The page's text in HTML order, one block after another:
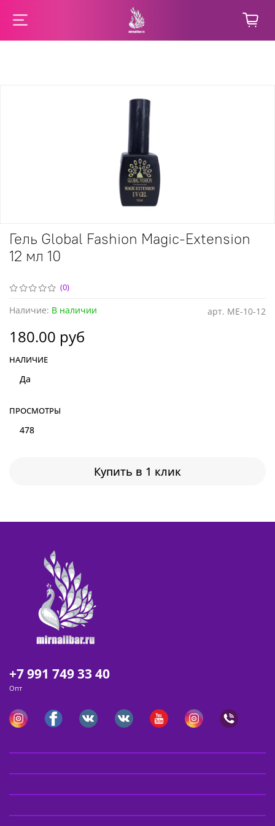
(0)
арт. ME-10-12
Наличие: В наличии
Гель Global Fashion Magic-Extension
12 мл 10
180.00 руб
Купить в 1 клик
НАЛИЧИЕ
Да
ПРОСМОТРЫ
478
+7 991 749 33 40
Опт